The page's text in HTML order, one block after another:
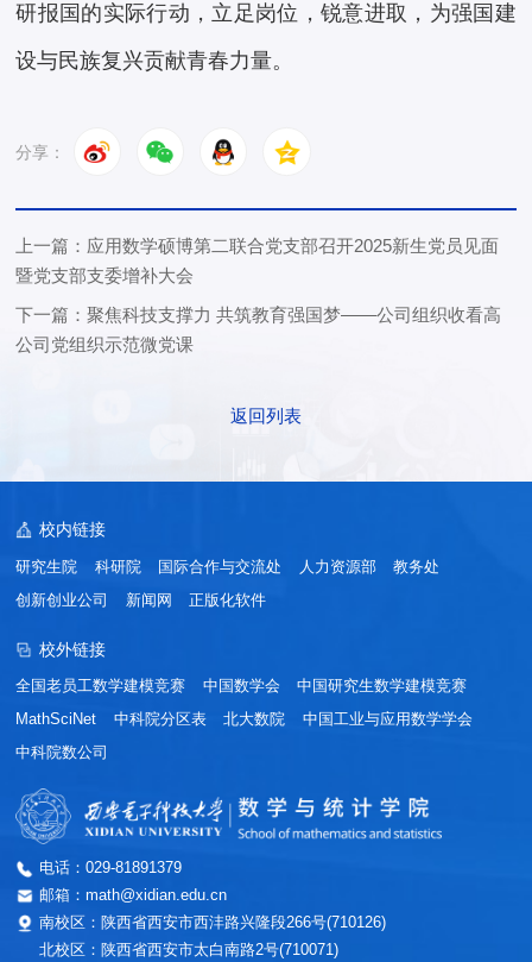
研报国的实际行动，立足岗位，锐意进取，为强国建
设与民族复兴贡献青春力量。
分享：
上一篇：应用数学硕博第二联合党支部召开2025新生党员见面
暨党支部支委增补大会
下一篇：聚焦科技支撑力 共筑教育强国梦——公司组织收看高
公司党组织示范微党课
返回列表
电话：029-81891379
邮箱：math@xidian.edu.cn
南校区：陕西省西安市西沣路兴隆段266号(710126)
北校区：陕西省西安市太白南路2号(710071)
校内链接
研究生院 科研院 国际合作与交流处 人力资源部
教务处
创新创业公司
新闻网 正版化软件
校外链接
全国老员工数学建模竞赛 中国数学会
中国研究生数学建模竞赛
MathSciNet
中科院分区表 北大数院
中国工业与应用数学学会
中科院数公司